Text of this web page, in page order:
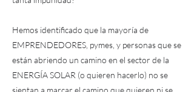
Hemos identificado que la mayoría de
EMPRENDEDORES, pymes, y personas que se
están abriendo un camino en el sector de la
ENERGÍA SOLAR (o quieren hacerlo) no se
sientan a marcar el camino que quieren ni se